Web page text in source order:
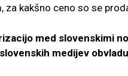
za kakšno ceno so se
med slovenskimi
medijev